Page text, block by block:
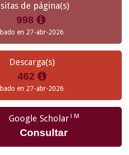
de página(s)
998
en 27-abr-2026
Descarga(s)
462
en 27-abr-2026
Google ScholarTM
Consultar